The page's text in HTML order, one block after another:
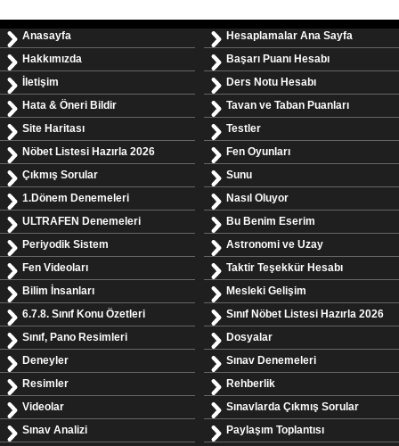
Anasayfa
Hakkımızda
İletişim
Hata & Öneri Bildir
Site Haritası
Nöbet Listesi Hazırla 2026
Çıkmış Sorular
1.Dönem Denemeleri
ULTRAFEN Denemeleri
Periyodik Sistem
Fen Videoları
Bilim İnsanları
6.7.8. Sınıf Konu Özetleri
Sınıf, Pano Resimleri
Deneyler
Resimler
Videolar
Sınav Analizi
Hesaplamalar Ana Sayfa
Başarı Puanı Hesabı
Ders Notu Hesabı
Tavan ve Taban Puanları
Testler
Fen Oyunları
Sunu
Nasıl Oluyor
Bu Benim Eserim
Astronomi ve Uzay
Taktir Teşekkür Hesabı
Mesleki Gelişim
Sınıf Nöbet Listesi Hazırla 2026
Dosyalar
Sınav Denemeleri
Rehberlik
Sınavlarda Çıkmış Sorular
Paylaşım Toplantısı